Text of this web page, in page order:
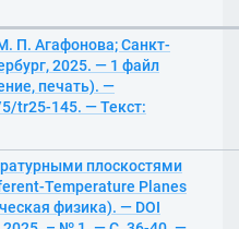
П. Агафонова; Санкт-
2025. — 1 файл
печать). —
tr25-145. — Текст:
плоскостями
Temperature Planes
физика). — DOI